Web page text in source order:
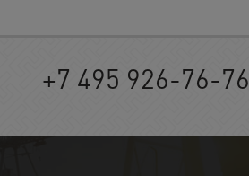
+7 495 926-76-76